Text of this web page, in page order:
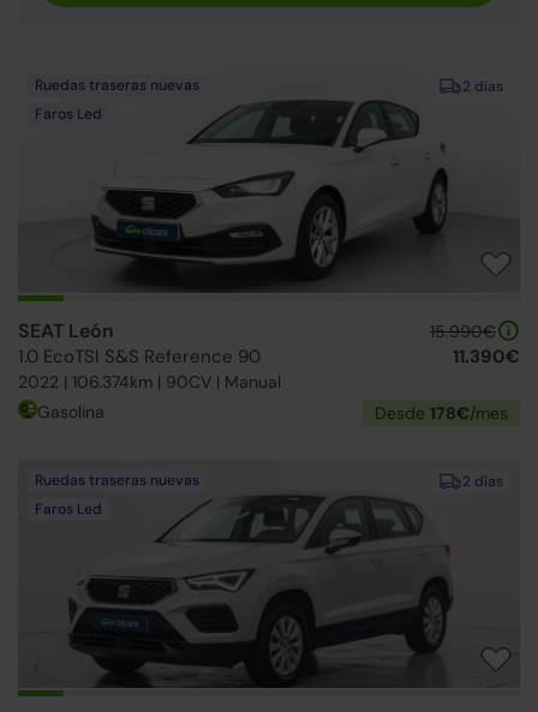
2 días
Ruedas traseras nuevas
Faros Led
SEAT León
1.0 EcoTSI S&S Reference 90
2022 | 106.374km | 90CV | Manual
15.990€
11.390€
Gasolina Desde 178€/mes
2 días
Ruedas traseras nuevas
Faros Led